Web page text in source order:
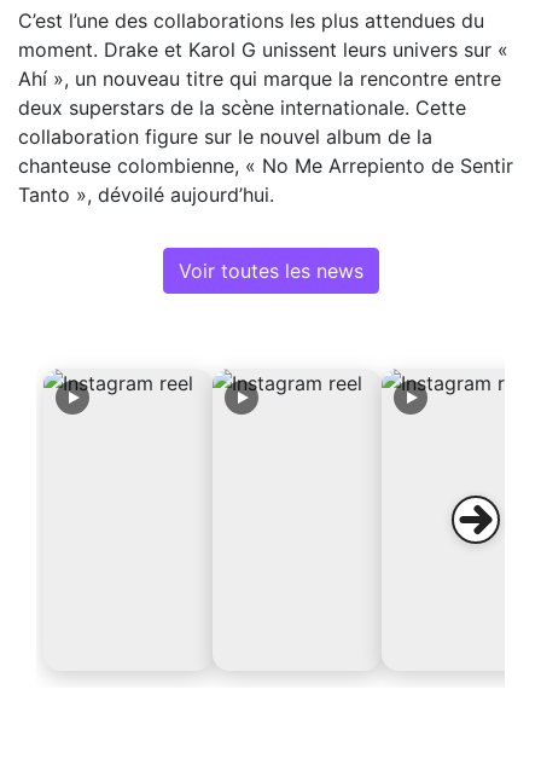
C’est l’une des collaborations les plus attendues du
moment. Drake et Karol G unissent leurs univers sur «
Ahí », un nouveau titre qui marque la rencontre entre
deux superstars de la scène internationale. Cette
collaboration figure sur le nouvel album de la
chanteuse colombienne, « No Me Arrepiento de Sentir
Tanto », dévoilé aujourd’hui.
Voir toutes les news